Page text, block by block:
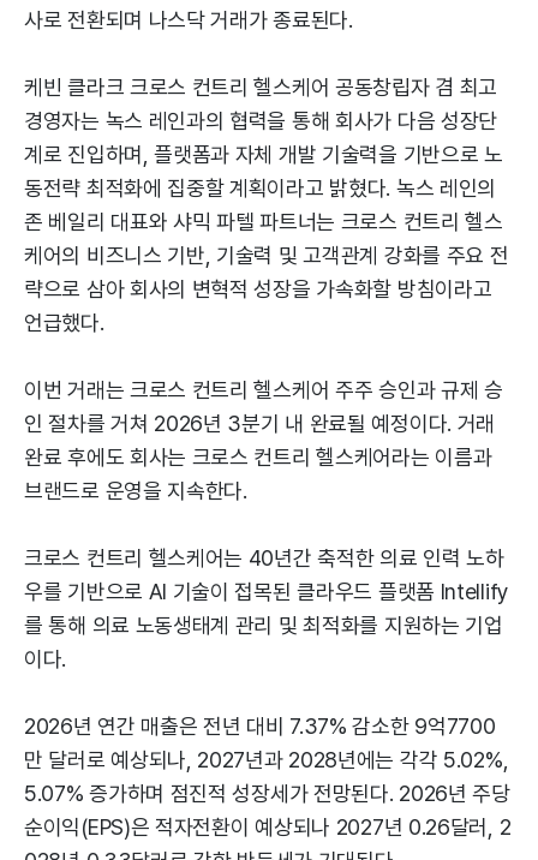
사로 전환되며 나스닥 거래가 종료된다.
케빈 클라크 크로스 컨트리 헬스케어 공동창립자 겸 최고
경영자는 녹스 레인과의 협력을 통해 회사가 다음 성장단
계로 진입하며, 플랫폼과 자체 개발 기술력을 기반으로 노
동전략 최적화에 집중할 계획이라고 밝혔다. 녹스 레인의
존 베일리 대표와 샤믹 파텔 파트너는 크로스 컨트리 헬스
케어의 비즈니스 기반, 기술력 및 고객관계 강화를 주요 전
략으로 삼아 회사의 변혁적 성장을 가속화할 방침이라고
언급했다.
이번 거래는 크로스 컨트리 헬스케어 주주 승인과 규제 승
인 절차를 거쳐 2026년 3분기 내 완료될 예정이다. 거래
완료 후에도 회사는 크로스 컨트리 헬스케어라는 이름과
브랜드로 운영을 지속한다.
크로스 컨트리 헬스케어는 40년간 축적한 의료 인력 노하
우를 기반으로 AI 기술이 접목된 클라우드 플랫폼 Intellify
를 통해 의료 노동생태계 관리 및 최적화를 지원하는 기업
이다.
2026년 연간 매출은 전년 대비 7.37% 감소한 9억7700
만 달러로 예상되나, 2027년과 2028년에는 각각 5.02%,
5.07% 증가하며 점진적 성장세가 전망된다. 2026년 주당
순이익(EPS)은 적자전환이 예상되나 2027년 0.26달러, 2